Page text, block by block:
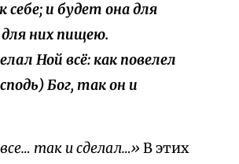
себе; и будет она для
них пищею.
Ной всё: как повелел
Бог, так он и
так и сделал…» В этих